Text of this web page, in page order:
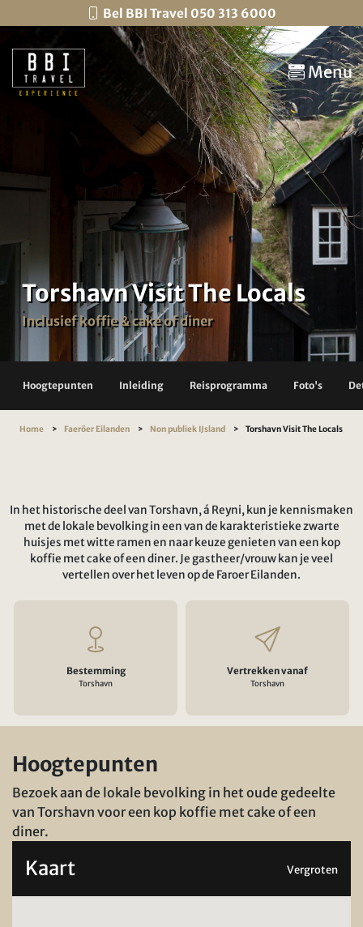
Bel BBI Travel 050 313 6000
Menu
Torshavn Visit The Locals
Inclusief koffie & cake of diner
Hoogtepunten Inleiding Reisprogramma Foto's
Home Faeröer Eilanden Non publiek IJsland Torshavn Visit The Locals
In het historische deel van Torshavn, á Reyni, kun je kennismaken
met de lokale bevolking in een van de karakteristieke zwarte
huisjes met witte ramen en naar keuze genieten van een kop
koffie met cake of een diner. Je gastheer/vrouw kan je veel
vertellen over het leven op de Faroer Eilanden.
Bestemming
Torshavn
Vertrekken vanaf
Torshavn
Hoogtepunten
Bezoek aan de lokale bevolking in het oude gedeelte
van Torshavn voor een kop koffie met cake of een
diner.
Kaart Vergroten